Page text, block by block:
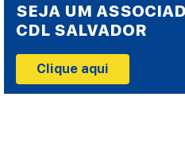
SEJA UM
CDL SALVADOR
Clique aqui